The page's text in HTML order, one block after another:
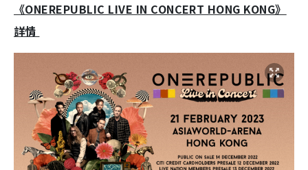
《ONEREPUBLIC LIVE IN CONCERT HONG KONG》
詳情